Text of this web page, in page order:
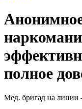
полное
Мед. бригад на линии